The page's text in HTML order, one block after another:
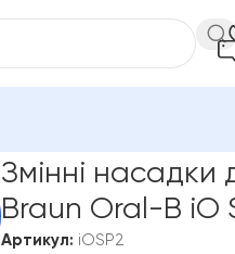
Змінні насадки
Braun Oral-B iO
Артикул: iOSP2